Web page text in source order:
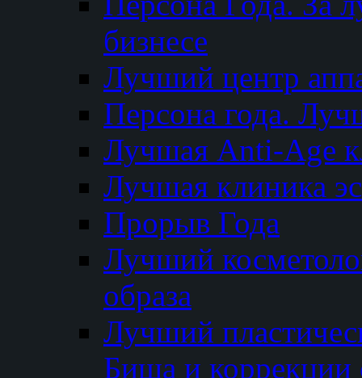
бизнесе
Лучший центр
Персона года.
Лучшая Anti-Age
Лучшая клиника
Прорыв Года
Лучший
образа
Лучший
Биша и коррекции